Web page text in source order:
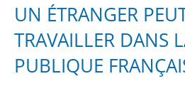
UN ÉTRANGER
TRAVAILLER DANS
PUBLIQUE